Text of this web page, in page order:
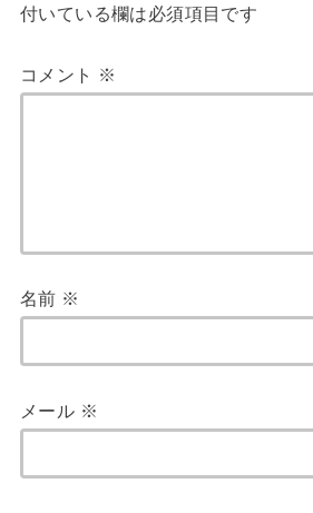
付いている欄は必須項目です
コメント ※
名前 ※
メール ※